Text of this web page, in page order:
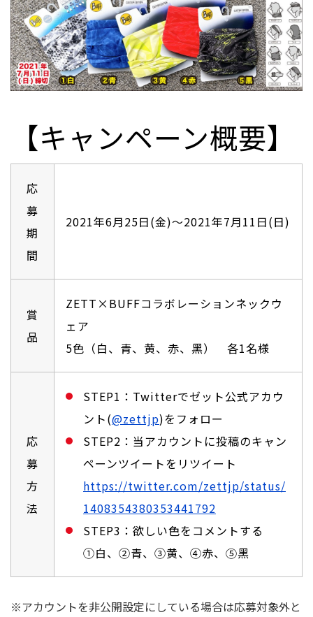
【キャンペーン概要】
応
募
期
間
2021年6⽉25⽇(⾦)～2021年7⽉11⽇(⽇)
賞
品
ZETT×BUFFコラボレーションネックウ
ェア
5⾊（⽩、⻘、⻩、⾚、⿊） 各1名様
応
募
方
法
STEP1：Twitterでゼット公式アカウ
ント(@zettjp)をフォロー
STEP2：当アカウントに投稿のキャン
ペーンツイートをリツイート
https://twitter.com/zettjp/status/
1408354380353441792
STEP3：欲しい⾊をコメントする
①⽩、②⻘、③⻩、④⾚、⑤⿊
※アカウントを非公開設定にしている場合は応募対象外と